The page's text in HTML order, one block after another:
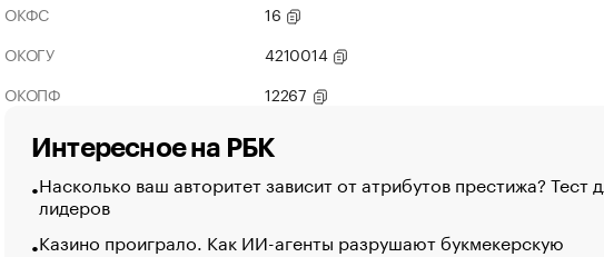
ОКФС
16
ОКОГУ
4210014
ОКОПФ
12267
Интересное на РБК
Насколько ваш авторитет зависит от атрибутов престижа? Тест
лидеров
Казино проиграло. Как ИИ-агенты разрушают букмекерскую